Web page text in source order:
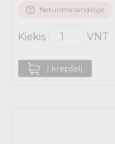
Neturime sandėlyje
Kiekis VNT
Į krepšelį